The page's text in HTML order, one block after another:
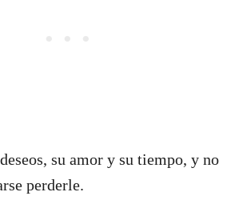
su amor y su tiempo, y no
perderle.